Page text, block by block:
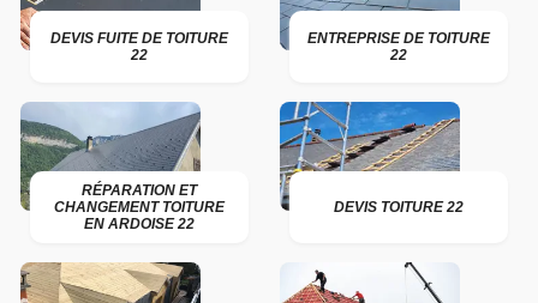
DEVIS FUITE DE TOITURE
22
ENTREPRISE DE TOITURE
22
RÉPARATION ET
CHANGEMENT TOITURE
EN ARDOISE 22
DEVIS TOITURE 22